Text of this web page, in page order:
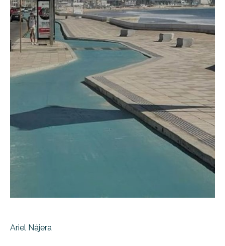
Ariel Nájera